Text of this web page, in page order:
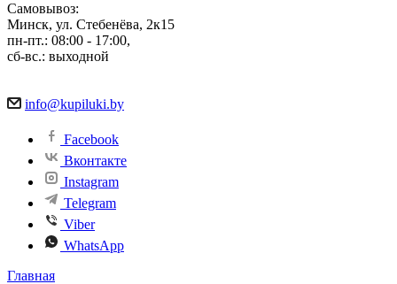
Самовывоз:
Минск, ул. Стебенёва, 2к15
пн-пт.: 08:00 - 17:00,
сб-вс.: выходной
info@kupiluki.by
Facebook
Вконтакте
Instagram
Telegram
Viber
WhatsApp
Главная